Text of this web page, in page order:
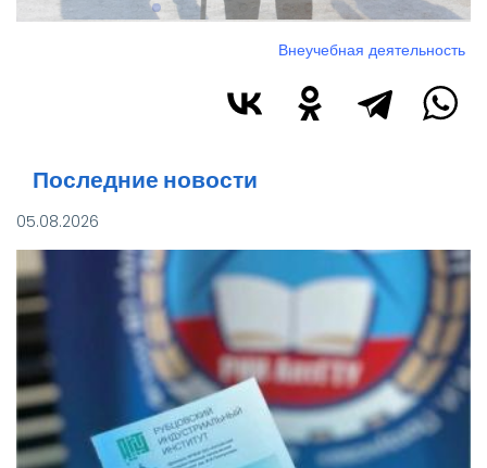
Внеучебная деятельность
Последние новости
05.08.2026